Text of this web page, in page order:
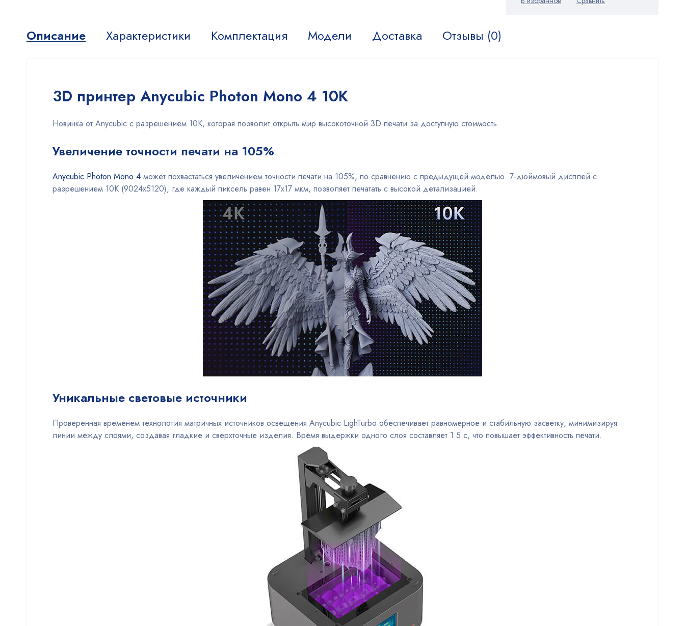
Описание Характеристики Комплектация Модели Доставка Отзывы (0)
3D принтер Anycubic Photon Mono 4 10K
Новинка от Anycubic с разрешением 10К, которая позволит открыть мир высокоточной 3D-печати за доступную стоимость.
Увеличение точности печати на 105%
Anycubic Photon Mono 4 может похвастаться увеличением точности печати на 105%, по сравнению с предыдущей моделью. 7-дюймовый дисплей с
разрешением 10К (9024х5120), где каждый пиксель равен 17х17 мкм, позволяет печатать с высокой детализацией.
Уникальные световые источники
Проверенная временем технология матричных источников освещения Anycubic LighTurbo обеспечивает равномерное и стабильную засветку, минимизируя
линии между слоями, создавая гладкие и сверхточные изделия. Время выдержки одного слоя составляет 1.5 с, что повышает эффективность печати.